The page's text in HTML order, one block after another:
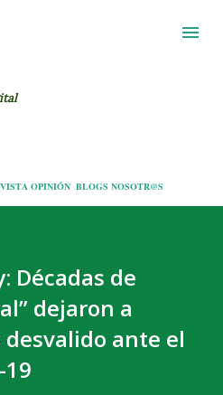
OPINIÓN BLOGS NOSOTR@S
Décadas de
dejaron a
desvalido ante el
19